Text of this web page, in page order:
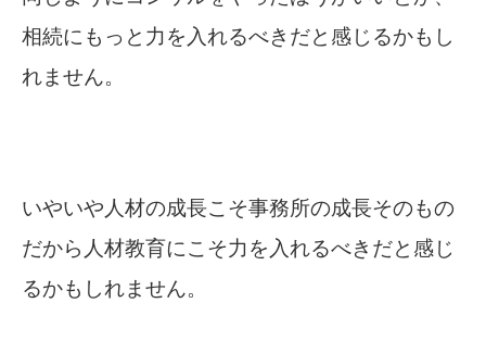
相続にもっと力を入れるべきだと感じるかもし
れません。
いやいや人材の成長こそ事務所の成長そのもの
だから人材教育にこそ力を入れるべきだと感じ
るかもしれません。